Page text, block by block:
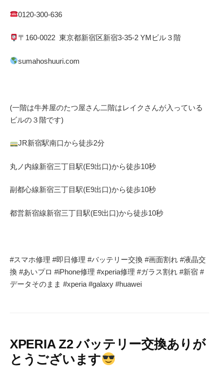
0120-300-636
〒 160-0022 東京都新宿区新宿3-35-2 YMビル３階
sumahoshuuri.com
(一階は牛丼屋のたつ屋さん二階はレイクさんが入っている
ビルの３階です)
JR新宿駅南口から徒歩2分
丸ノ内線新宿三丁目駅(E9出口)から徒歩10秒
副都心線新宿三丁目駅(E9出口)から徒歩10秒
都営新宿線新宿三丁目駅(E9出口)から徒歩10秒
#スマホ修理 #即日修理 #バッテリー交換 #画面割れ #液晶交
換 #あいプロ #iPhone修理 #xperia修理 #ガラス割れ #新宿 #
データそのまま #xperia #galaxy #huawei
XPERIA Z2 バッテリー交換ありが
とうございます